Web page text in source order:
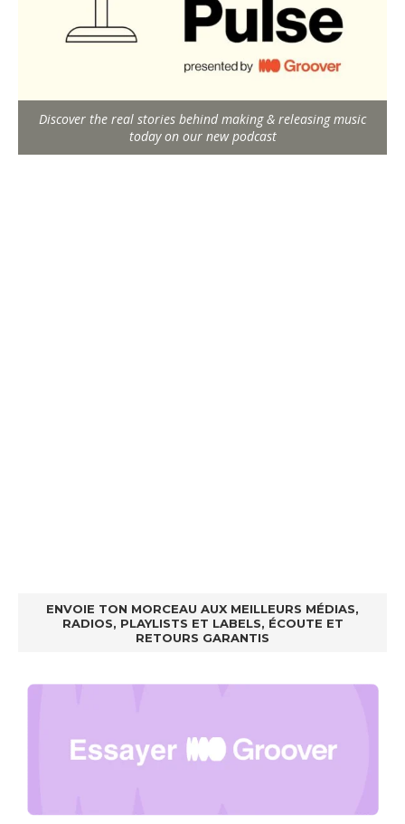
Discover the real stories behind making & releasing music
today on our new podcast
ENVOIE TON MORCEAU AUX MEILLEURS MÉDIAS,
RADIOS, PLAYLISTS ET LABELS, ÉCOUTE ET
RETOURS GARANTIS